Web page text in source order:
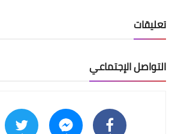
تعليقات
التواصل الإجتماعي